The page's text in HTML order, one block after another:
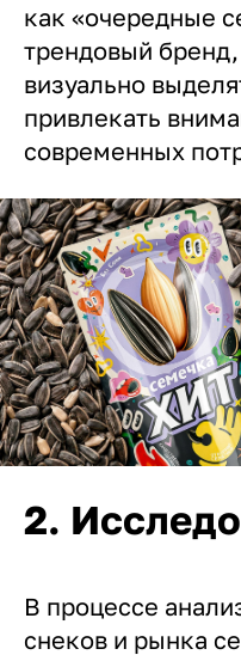
как «очередные
трендовый
визуально
привлекать
современных
2.
В процессе
снеков и рынка